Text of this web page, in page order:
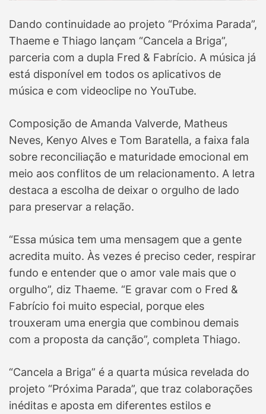
Dando continuidade ao projeto “Próxima Parada”,
Thaeme e Thiago lançam “Cancela a Briga”,
parceria com a dupla Fred & Fabrício. A música já
está disponível em todos os aplicativos de
música e com videoclipe no YouTube.
Composição de Amanda Valverde, Matheus
Neves, Kenyo Alves e Tom Baratella, a faixa fala
sobre reconciliação e maturidade emocional em
meio aos conflitos de um relacionamento. A letra
destaca a escolha de deixar o orgulho de lado
para preservar a relação.
“Essa música tem uma mensagem que a gente
acredita muito. Às vezes é preciso ceder, respirar
fundo e entender que o amor vale mais que o
orgulho”, diz Thaeme. “E gravar com o Fred &
Fabrício foi muito especial, porque eles
trouxeram uma energia que combinou demais
com a proposta da canção”, completa Thiago.
“Cancela a Briga” é a quarta música revelada do
projeto “Próxima Parada”, que traz colaborações
inéditas e aposta em diferentes estilos e